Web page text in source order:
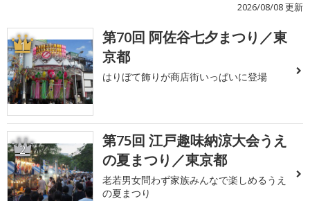
2026/08/08 更新
1
第70回 阿佐谷七夕まつり／東
京都
はりぼて飾りが商店街いっぱいに登場
2
第75回 江戸趣味納涼大会うえ
の夏まつり／東京都
老若男女問わず家族みんなで楽しめるうえ
の夏まつり